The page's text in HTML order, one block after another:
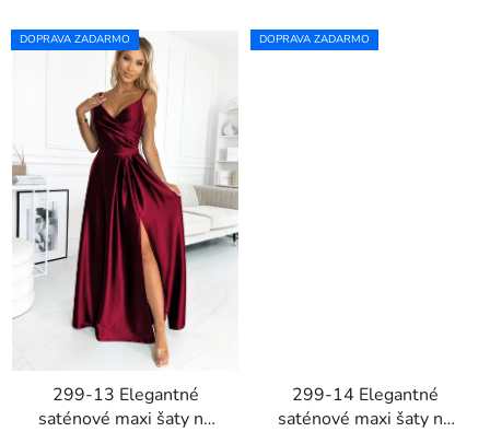
DOPRAVA ZADARMO
299-13 Elegantné
saténové maxi šaty na
DOPRAVA ZADARMO
299-14 Elegantné
saténové maxi šaty na